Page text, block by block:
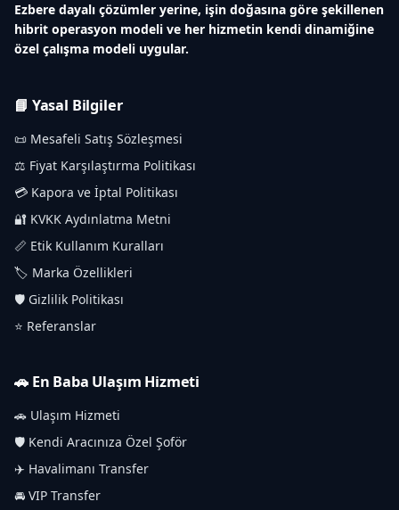
Ezbere dayalı çözümler yerine, işin doğasına göre şekillenen
hibrit operasyon modeli ve her hizmetin kendi dinamiğine
özel çalışma modeli uygular.
📘 Yasal Bilgiler
📜 Mesafeli Satış Sözleşmesi
⚖️ Fiyat Karşılaştırma Politikası
💳 Kapora ve İptal Politikası
🔐 KVKK Aydınlatma Metni
📏 Etik Kullanım Kuralları
🏷️ Marka Özellikleri
🛡️ Gizlilik Politikası
⭐ Referanslar
🚗 En Baba Ulaşım Hizmeti
🚗 Ulaşım Hizmeti
🛡️ Kendi Aracınıza Özel Şoför
✈️ Havalimanı Transfer
🚘 VIP Transfer